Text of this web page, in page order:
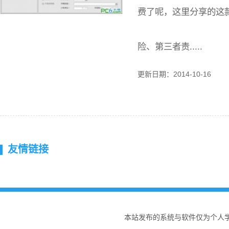
费了呢，这里分享的这
险、第三者责.....
更新日期：2014-10-16
友情链接
本站发布的系统与软件仅为个人